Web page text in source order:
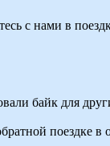
с нами в
байк для
поездке в